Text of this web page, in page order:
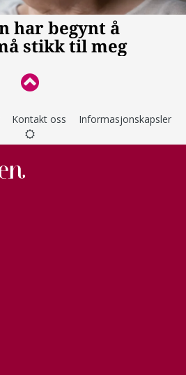
Kontakt oss Informasjonskapsler